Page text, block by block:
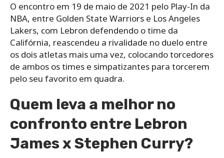
O encontro em 19 de maio de 2021 pelo Play-In da
NBA, entre Golden State Warriors e Los Angeles
Lakers, com Lebron defendendo o time da
Califórnia, reascendeu a rivalidade no duelo entre
os dois atletas mais uma vez, colocando torcedores
de ambos os times e simpatizantes para torcerem
pelo seu favorito em quadra.
Quem leva a melhor no
confronto entre Lebron
James x Stephen Curry?